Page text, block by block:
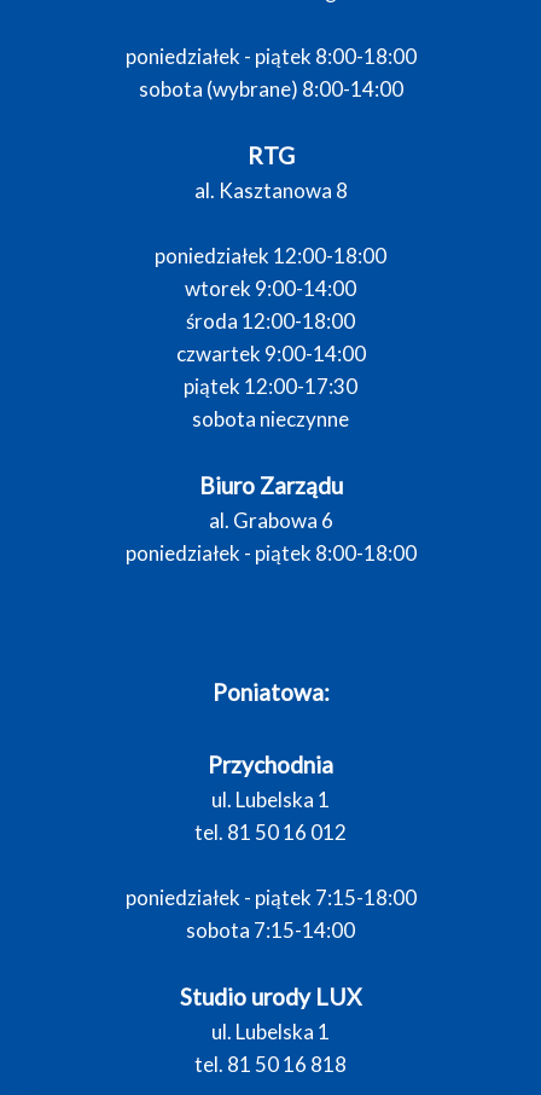
poniedziałek - piątek 8:00-18:00
sobota (wybrane) 8:00-14:00
RTG
al. Kasztanowa 8
poniedziałek 12:00-18:00
wtorek 9:00-14:00
środa 12:00-18:00
czwartek 9:00-14:00
piątek 12:00-17:30
sobota nieczynne
Biuro Zarządu
al. Grabowa 6
poniedziałek - piątek 8:00-18:00
Poniatowa:
Przychodnia
ul. Lubelska 1
tel. 81 50 16 012
poniedziałek - piątek 7:15-18:00
sobota 7:15-14:00
Studio urody LUX
ul. Lubelska 1
tel. 81 50 16 818